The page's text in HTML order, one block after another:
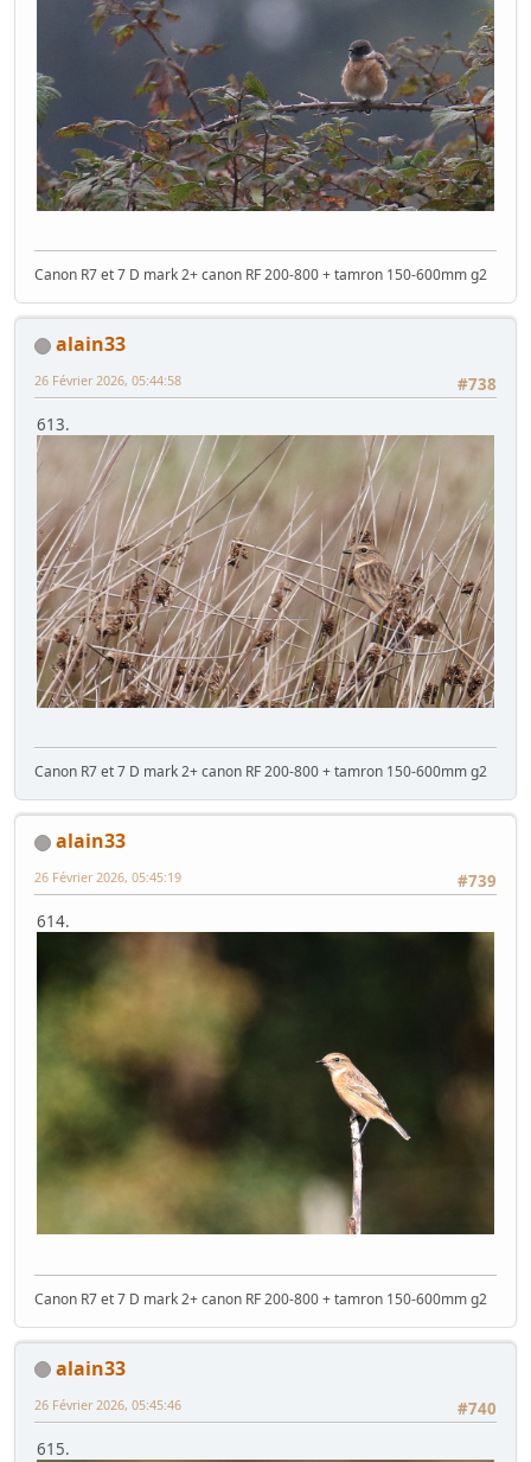
Canon R7 et 7 D mark 2+ canon RF 200-800 + tamron 150-600mm g2
alain33
#738
26 Février 2026, 05:44:58
613.
Canon R7 et 7 D mark 2+ canon RF 200-800 + tamron 150-600mm g2
alain33
#739
26 Février 2026, 05:45:19
614.
Canon R7 et 7 D mark 2+ canon RF 200-800 + tamron 150-600mm g2
alain33
#740
26 Février 2026, 05:45:46
615.